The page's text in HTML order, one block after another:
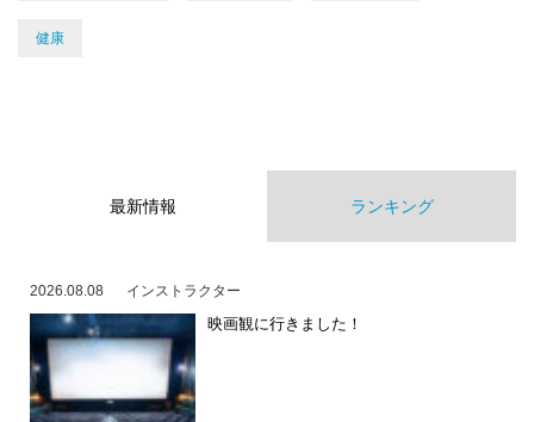
健康
最新情報 ランキング
2026.08.08 インストラクター
映画観に行きました！